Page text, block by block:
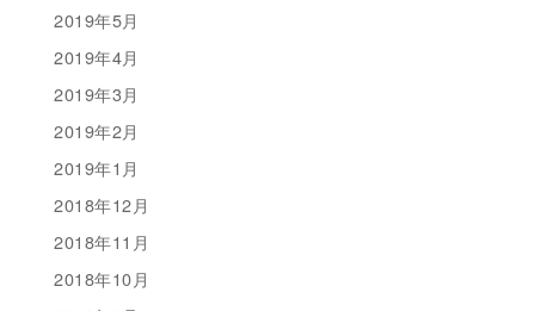
2019年5月
2019年4月
2019年3月
2019年2月
2019年1月
2018年12月
2018年11月
2018年10月